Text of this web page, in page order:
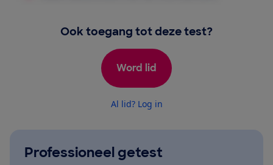
Ook toegang tot deze test?
Word lid
Al lid? Log in
Professioneel getest